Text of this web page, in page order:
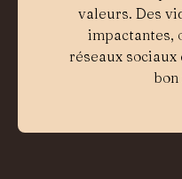
valeurs. Des
impactantes,
réseaux
bon